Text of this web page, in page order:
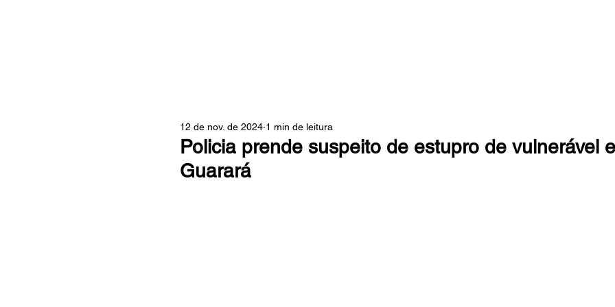
Policia prende suspeito de estupro de vulnerável
Guarará
12 de nov. de 2024 1 min de leitura